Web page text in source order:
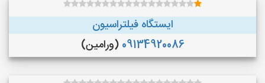
ایستگاه فیلتراسیون
09134920086 (ورامین)